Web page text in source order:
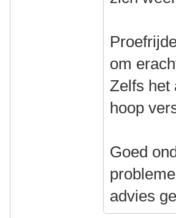
om
Zelfs het
hoop
Goed
advies